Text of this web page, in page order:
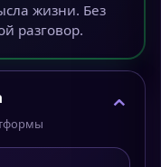
жизни. Без
разговор.
⌄